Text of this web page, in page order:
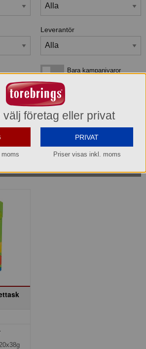
Leverantör
Bara kampanjvarorBara kampanjvaror
Bara lagervaror
vara/rad
2 varor/rad
välj företag eller privat
PRIVAT
Priser visas inkl. moms